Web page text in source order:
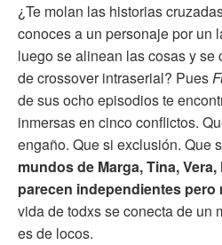
¿Te molan las historias
conoces a un personaje por un
luego se alinean las cosas y
de crossover intraserial? Pues
de sus ocho episodios te
inmersas en cinco conflictos.
engaño. Que si exclusión. Que
mundos de Marga, Tina,
parecen independientes pero
vida de todxs se conecta de un
es de locos.